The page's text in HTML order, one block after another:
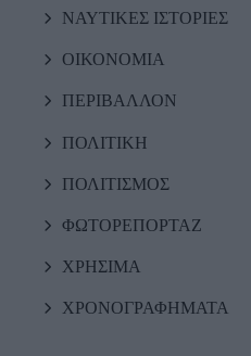
ΝΑΥΤΙΚΕΣ ΙΣΤΟΡΙΕΣ
ΟΙΚΟΝΟΜΙΑ
ΠΕΡΙΒΑΛΛΟΝ
ΠΟΛΙΤΙΚΗ
ΠΟΛΙΤΙΣΜΟΣ
ΦΩΤΟΡΕΠΟΡΤΑΖ
ΧΡΗΣΙΜΑ
ΧΡΟΝΟΓΡΑΦΗΜΑΤΑ